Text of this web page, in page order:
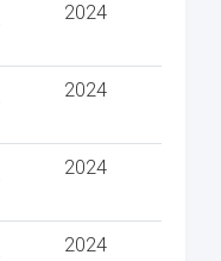
2024
2024
2024
2024